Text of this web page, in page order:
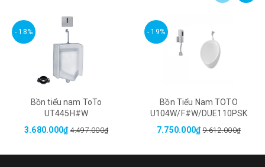
- 18%
Bồn tiểu nam ToTo
UT445H#W
3.680.000₫ 4.497.000₫
- 19%
Bồn Tiểu Nam TOTO
U104W/F#W/DUE110PSK
7.750.000₫ 9.612.000₫